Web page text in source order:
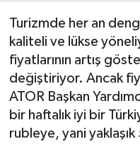
Turizmde her an
kaliteli ve lükse
fiyatlarının artış
değiştiriyor. Ancak
ATOR Başkan
bir haftalık iyi bir
rubleye, yani
BİLİM VE
OTOMOBİL
KURUMSAL